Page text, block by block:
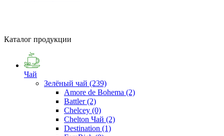
Каталог продукции
Чай
Зелёный чай (239)
Amore de Bohema (2)
Battler(2)
Chelcey (0)
Chelton Чай (2)
Destination (1)